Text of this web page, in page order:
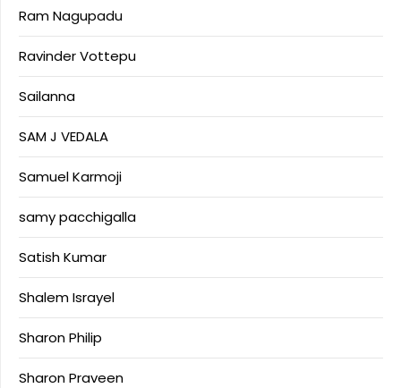
Ram Nagupadu
Ravinder Vottepu
Sailanna
SAM J VEDALA
Samuel Karmoji
samy pacchigalla
Satish Kumar
Shalem Israyel
Sharon Philip
Sharon Praveen